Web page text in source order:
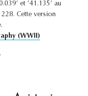
et ’41.135’ au
Cette version
(WWII)